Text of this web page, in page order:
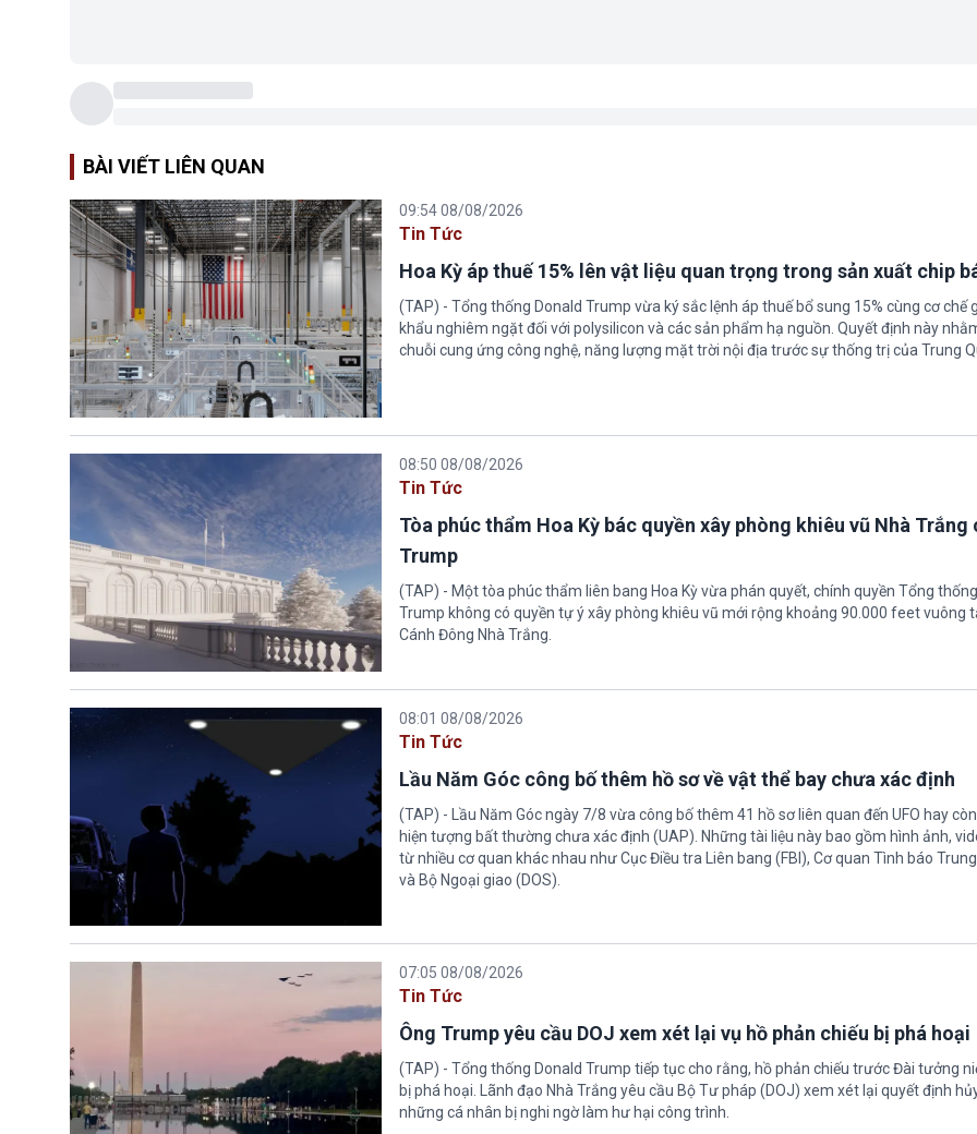
BÀI VIẾT LIÊN QUAN
09:54 08/08/2026
Tin Tức
Hoa Kỳ áp thuế 15% lên vật liệu quan trọng trong sản xuất chip
(TAP) - Tổng thống Donald Trump vừa ký sắc lệnh áp thuế bổ sung 15% cùng cơ chế
khẩu nghiêm ngặt đối với polysilicon và các sản phẩm hạ nguồn. Quyết định này
chuỗi cung ứng công nghệ, năng lượng mặt trời nội địa trước sự thống trị của Trung
08:50 08/08/2026
Tin Tức
Tòa phúc thẩm Hoa Kỳ bác quyền xây phòng khiêu vũ Nhà Trắng
Trump
(TAP) - Một tòa phúc thẩm liên bang Hoa Kỳ vừa phán quyết, chính quyền Tổng
Trump không có quyền tự ý xây phòng khiêu vũ mới rộng khoảng 90.000 feet vuông
Cánh Đông Nhà Trắng.
08:01 08/08/2026
Tin Tức
Lầu Năm Góc công bố thêm hồ sơ về vật thể bay chưa xác định
(TAP) - Lầu Năm Góc ngày 7/8 vừa công bố thêm 41 hồ sơ liên quan đến UFO hay
hiện tượng bất thường chưa xác định (UAP). Những tài liệu này bao gồm hình ảnh,
từ nhiều cơ quan khác nhau như Cục Điều tra Liên bang (FBI), Cơ quan Tình báo
và Bộ Ngoại giao (DOS).
07:05 08/08/2026
Tin Tức
Ông Trump yêu cầu DOJ xem xét lại vụ hồ phản chiếu bị phá hoại
(TAP) - Tổng thống Donald Trump tiếp tục cho rằng, hồ phản chiếu trước Đài tưởng
bị phá hoại. Lãnh đạo Nhà Trắng yêu cầu Bộ Tư pháp (DOJ) xem xét lại quyết định
những cá nhân bị nghi ngờ làm hư hại công trình.